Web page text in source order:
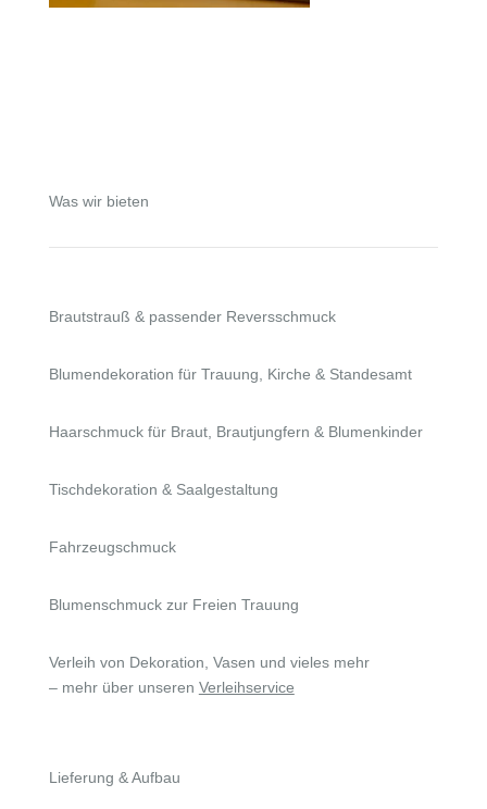
Was wir bieten
Brautstrauß & passender Reversschmuck
Blumendekoration für Trauung, Kirche & Standesamt
Haarschmuck für Braut, Brautjungfern & Blumenkinder
Tischdekoration & Saalgestaltung
Fahrzeugschmuck
Blumenschmuck zur Freien Trauung
Verleih von Dekoration, Vasen und vieles mehr
– mehr über unseren Verleihservice
Lieferung & Aufbau